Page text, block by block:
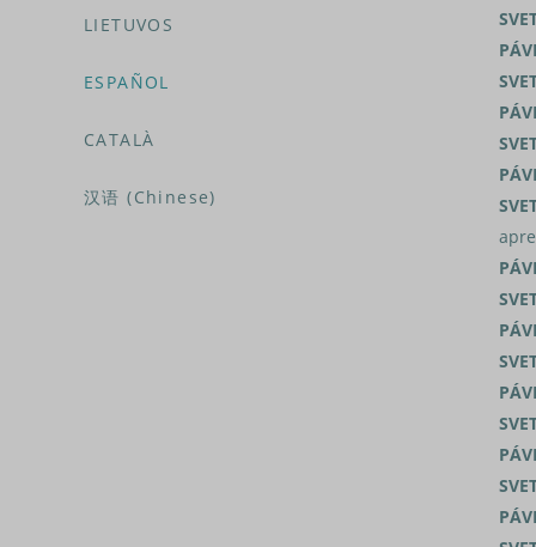
LIETUVOS
ESPAÑOL
CATALÀ
汉语 (Chinese)